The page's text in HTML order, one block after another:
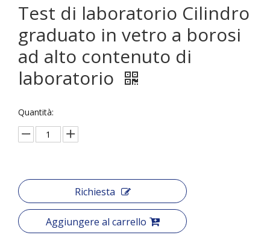
Test di laboratorio Cilindro
graduato in vetro a borosi
ad alto contenuto di
laboratorio
Quantità:
Richiesta
Aggiungere al carrello